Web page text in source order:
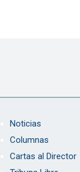
Noticias
Columnas
Cartas al Director